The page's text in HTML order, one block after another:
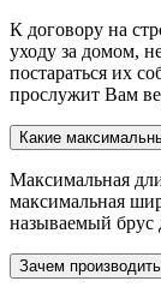
К договору на
уходу за домом,
постараться их
прослужит Вам
Какие
Максимальная
максимальная
называемый брус
Зачем